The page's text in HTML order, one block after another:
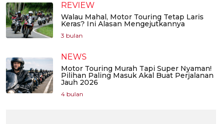
REVIEW
Walau Mahal, Motor Touring Tetap Laris
Keras? Ini Alasan Mengejutkannya
3 bulan
NEWS
Motor Touring Murah Tapi Super Nyaman!
Pilihan Paling Masuk Akal Buat Perjalanan
Jauh 2026
4 bulan